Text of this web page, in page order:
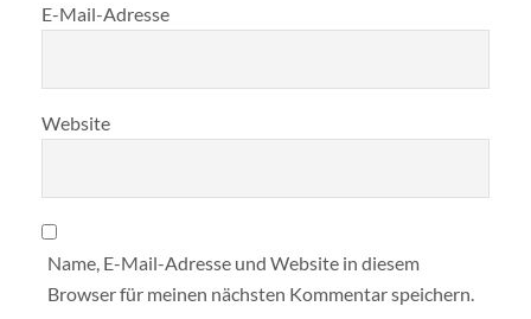
E-Mail-Adresse
Website
Name, E-Mail-Adresse und Website in diesem
Browser für meinen nächsten Kommentar speichern.